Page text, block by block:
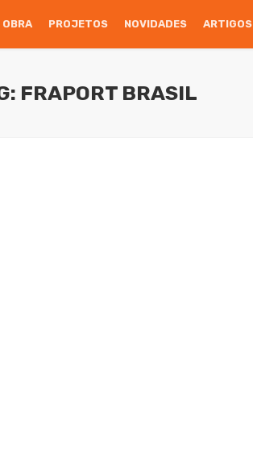
OBRA PROJETOS NOVIDADES ARTIGOS
FRAPORT BRASIL